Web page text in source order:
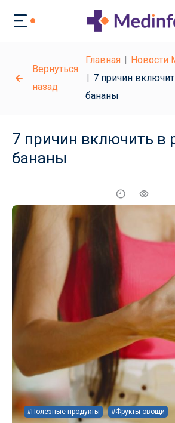
Вернуться
назад
Главная
Новости
7 причин
бананы
7 причин включить в
бананы
#Полезные продукты #Фрукты-овощи